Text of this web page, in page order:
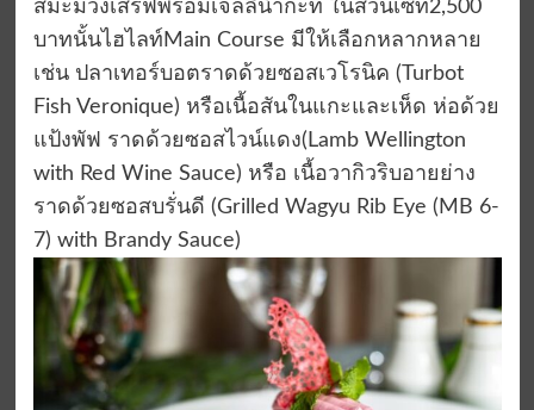
สมะม่วงเสิร์ฟพร้อมเจลลี่น้ำกะทิ ในส่วนเซ็ท2,500
บาทนั้นไฮไลท์ Main Course มีให้เลือกหลากหลาย
เช่น ปลาเทอร์บอตราดด้วยซอสเวโรนิค (Turbot
Fish Veronique) หรือเนื้อสันในแกะและเห็ด ห่อด้วย
แป้งพัฟ ราดด้วยซอสไวน์แดง(Lamb Wellington
with Red Wine Sauce) หรือ เนื้อวากิวริบอายย่าง
ราดด้วยซอสบรั่นดี (Grilled Wagyu Rib Eye (MB 6-
7) with Brandy Sauce)